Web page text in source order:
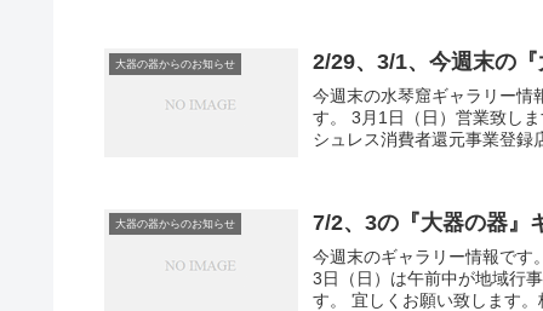
大器の器からのお知らせ 2/29、3/1、今週末の
今週末の水琴窟ギャラリー情
す。 3月1日（日）営業致し
シュレス消費者還元事業登録
大器の器からのお知らせ 7/2、3の『大器の器』
今週末のギャラリー情報です
3日（日）は午前中が地域行
す。 宜しくお願い致します